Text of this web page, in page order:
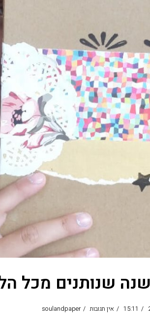
שנותנים מכל
15:11 אין תגובות soulandpaper